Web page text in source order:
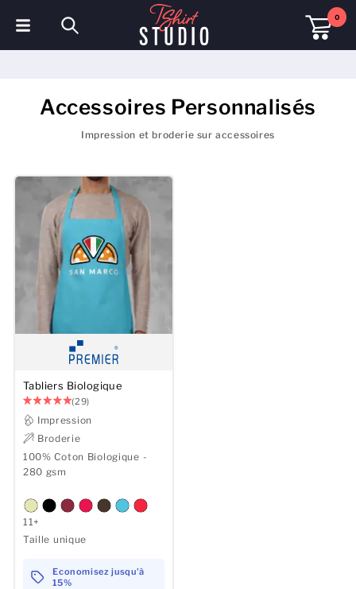
0
Chapeaux et Casquettes
Vêtements de sport
Vêtements de travail
Polaires & Vestes
Haute visibilité
Hommes
Femmes
Enfants
Bébé
Durable
Tasses
Accessoires Personnalisés
Impression et broderie sur accessoires
Tabliers Biologique
(29)
Impression
Broderie
100% Coton Biologique -
280 gsm
11+
Taille unique
Economisez jusqu'à
15%